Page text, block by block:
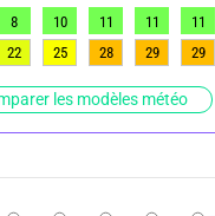
les modèles météo
8 10 11 11 11
22 25 28 29 29